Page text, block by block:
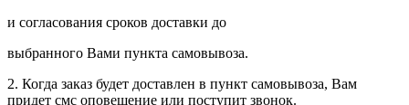
и согласования сроков доставки до
выбранного Вами пункта самовывоза.
2. Когда заказ будет доставлен в пункт самовывоза, Вам
придет смс оповещение или поступит звонок.